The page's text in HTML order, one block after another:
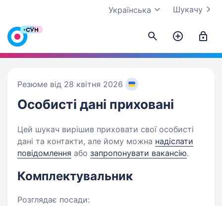
Шукачу
Українська
Резюме від 28 квітня 2026
Особисті дані приховані
Цей шукач вирішив приховати свої особисті
дані та контакти, але йому можна надіслати
повідомлення або запропонувати вакансію.
Комплектувальник
Розглядає посади: